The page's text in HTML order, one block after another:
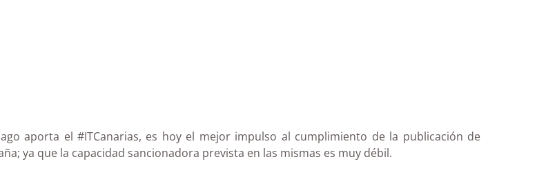
aporta el #ITCanarias, es hoy el mejor impulso al cumplimiento de la publicación de
ya que la capacidad sancionadora prevista en las mismas es muy débil.